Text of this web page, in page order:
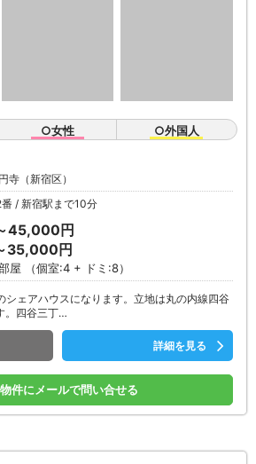
○女性 ○外国人
寺（新宿区）
新宿駅まで10分
45,000円
35,000円
屋 （個室:4 + ドミ:8）
シェアハウスになります。立地は丸の内線四谷
。四谷三丁…
詳細を見る
件にメールで問い合せる